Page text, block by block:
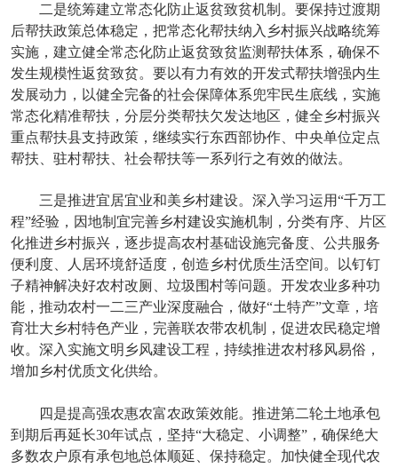
二是统筹建立常态化防止返贫致贫机制。要保持过渡期
后帮扶政策总体稳定，把常态化帮扶纳入乡村振兴战略统筹
实施，建立健全常态化防止返贫致贫监测帮扶体系，确保不
发生规模性返贫致贫。要以有力有效的开发式帮扶增强内生
发展动力，以健全完备的社会保障体系兜牢民生底线，实施
常态化精准帮扶，分层分类帮扶欠发达地区，健全乡村振兴
重点帮扶县支持政策，继续实行东西部协作、中央单位定点
帮扶、驻村帮扶、社会帮扶等一系列行之有效的做法。
三是推进宜居宜业和美乡村建设。深入学习运用“千万工
程”经验，因地制宜完善乡村建设实施机制，分类有序、片区
化推进乡村振兴，逐步提高农村基础设施完备度、公共服务
便利度、人居环境舒适度，创造乡村优质生活空间。以钉钉
子精神解决好农村改厕、垃圾围村等问题。开发农业多种功
能，推动农村一二三产业深度融合，做好“土特产”文章，培
育壮大乡村特色产业，完善联农带农机制，促进农民稳定增
收。深入实施文明乡风建设工程，持续推进农村移风易俗，
增加乡村优质文化供给。
四是提高强农惠农富农政策效能。推进第二轮土地承包
到期后再延长30年试点，坚持“大稳定、小调整”，确保绝大
多数农户原有承包地总体顺延、保持稳定。加快健全现代农